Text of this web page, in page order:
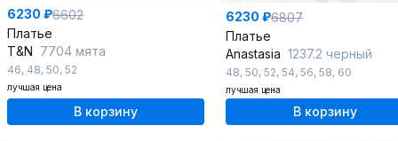
6230 ₽6602
Платье
T&N 7704 мята
46, 48, 50, 52
лучшая цена
В корзину
6230 ₽6807
Платье
Anastasia 1237.2 черный
48, 50, 52, 54, 56, 58, 60
лучшая цена
В корзину